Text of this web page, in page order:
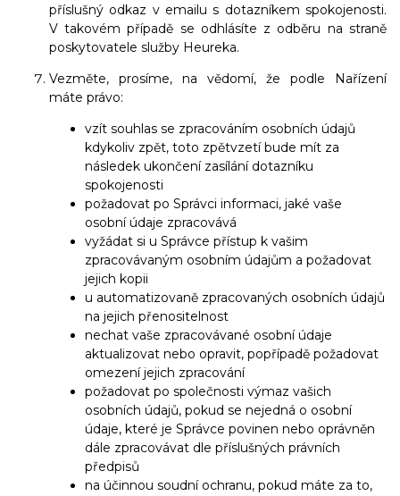
příslušný odkaz v emailu s dotazníkem spokojenosti.
V takovém případě se odhlásíte z odběru na straně
poskytovatele služby Heureka.
Vezměte, prosíme, na vědomí, že podle Nařízení
máte právo:
vzít souhlas se zpracováním osobních údajů
kdykoliv zpět, toto zpětvzetí bude mít za
následek ukončení zasílání dotazníku
spokojenosti
požadovat po Správci informaci, jaké vaše
osobní údaje zpracovává
vyžádat si u Správce přístup k vašim
zpracovávaným osobním údajům a požadovat
jejich kopii
u automatizovaně zpracovaných osobních údajů
na jejich přenositelnost
nechat vaše zpracovávané osobní údaje
aktualizovat nebo opravit, popřípadě požadovat
omezení jejich zpracování
požadovat po společnosti výmaz vašich
osobních údajů, pokud se nejedná o osobní
údaje, které je Správce povinen nebo oprávněn
dále zpracovávat dle příslušných právních
předpisů
na účinnou soudní ochranu, pokud máte za to,